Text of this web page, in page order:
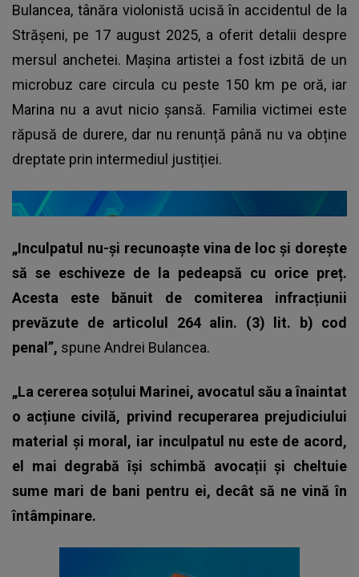
Bulancea, tânăra violonistă ucisă în accidentul de la
Strășeni, pe 17 august 2025, a oferit detalii despre
mersul anchetei. Mașina artistei a fost izbită de un
microbuz care circula cu peste 150 km pe oră, iar
Marina nu a avut nicio șansă. Familia victimei este
răpusă de durere, dar nu renunță până nu va obține
dreptate prin intermediul justiției.
„Inculpatul nu-și recunoaște vina de loc și dorește
să se eschiveze de la pedeapsă cu orice preț.
Acesta este bănuit de comiterea infracțiunii
prevăzute de articolul 264 alin. (3) lit. b) cod
penal”, spune Andrei Bulancea.
„La cererea soțului Marinei, avocatul său a înaintat
o acțiune civilă, privind recuperarea prejudiciului
material și moral, iar inculpatul nu este de acord,
el mai degrabă își schimbă avocații și cheltuie
sume mari de bani pentru ei, decât să ne vină în
întâmpinare.